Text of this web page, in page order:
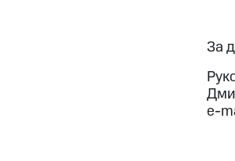
За
e-